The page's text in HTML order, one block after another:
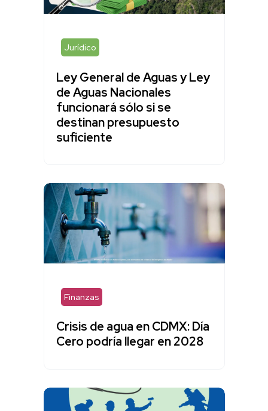
Jurídico
Ley General de Aguas y Ley
de Aguas Nacionales
funcionará sólo si se
destinan presupuesto
suficiente
Finanzas
Crisis de agua en CDMX: Día
Cero podría llegar en 2028